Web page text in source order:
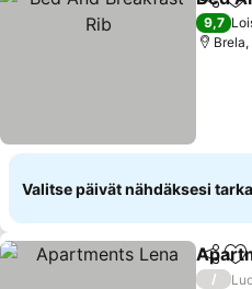
Jaa
9,7
Valitse päivät nähdäksesi
Jaa
/